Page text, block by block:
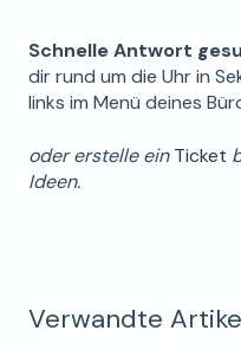
Schnelle Antwort
dir rund um die Uhr in
links im Menü deines
oder erstelle einTicket
Ideen.
Verwandte